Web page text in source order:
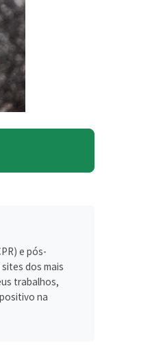
e pós-
dos mais
trabalhos,
na